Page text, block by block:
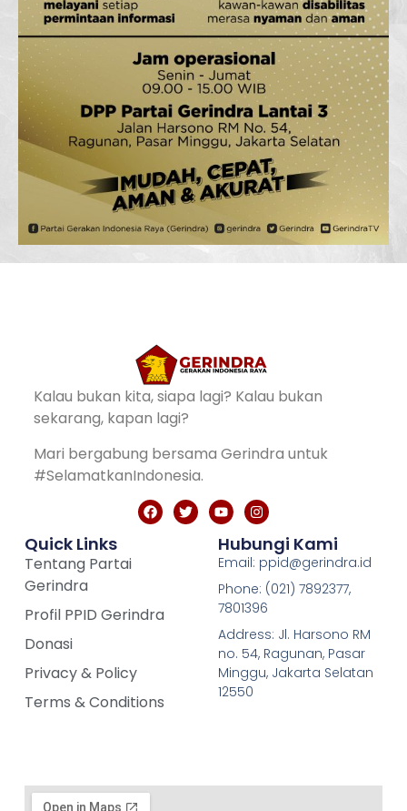
Kalau bukan kita, siapa lagi? Kalau bukan
sekarang, kapan lagi?
Mari bergabung bersama Gerindra untuk
#SelamatkanIndonesia.
Quick Links
Tentang Partai
Gerindra
Profil PPID Gerindra
Donasi
Privacy & Policy
Terms & Conditions
Hubungi Kami
Email: ppid@gerindra.id
Phone: (021) 7892377,
7801396
Address: Jl. Harsono RM
no. 54, Ragunan, Pasar
Minggu, Jakarta Selatan
12550